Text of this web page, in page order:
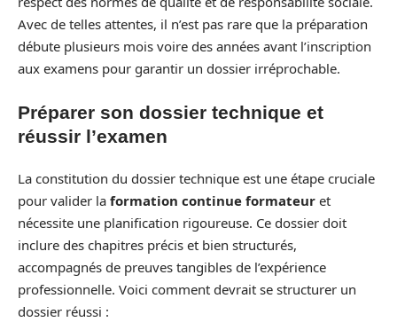
Avec de telles attentes, il n’est pas rare que la préparation
débute plusieurs mois voire des années avant l’inscription
aux examens pour garantir un dossier irréprochable.
Préparer son dossier technique et
réussir l’examen
La constitution du dossier technique est une étape cruciale
pour valider la formation continue formateur et
nécessite une planification rigoureuse. Ce dossier doit
inclure des chapitres précis et bien structurés,
accompagnés de preuves tangibles de l’expérience
professionnelle. Voici comment devrait se structurer un
dossier réussi :